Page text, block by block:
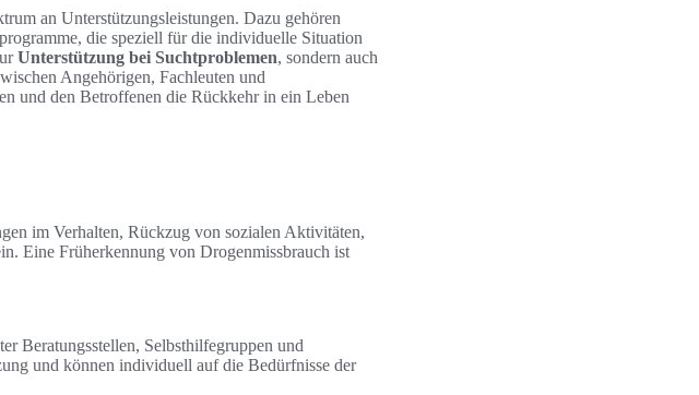
an Unterstützungsleistungen. Dazu gehören
die speziell für die individuelle Situation
Unterstützung bei Suchtproblemen, sondern auch
Angehörigen, Fachleuten und
und den Betroffenen die Rückkehr in ein Leben
im Verhalten, Rückzug von sozialen Aktivitäten,
Eine Früherkennung von Drogenmissbrauch ist
Beratungsstellen, Selbsthilfegruppen und
und können individuell auf die Bedürfnisse der